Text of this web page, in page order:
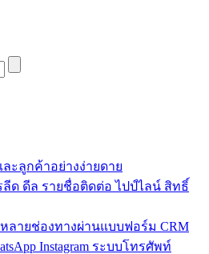
ะลูกค้าอย่างง่ายดาย
ลีด ดีล รายชื่อติดต่อ ไปป์ไลน์ สิทธิ์
ลายช่องทางผ่านแบบฟอร์ม CRM
Instagram ระบบโทรศัพท์